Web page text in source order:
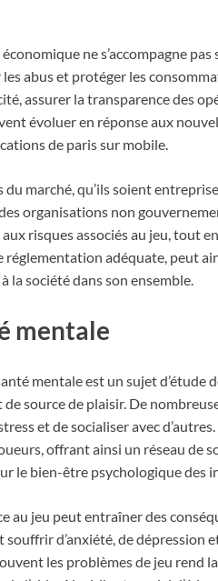
ne s’accompagne
abus et protéger les
assurer la transparence des
évoluer en réponse aux
de paris sur mobile.
du marché, qu’ils soient
organisations non
risques associés au jeu, tout
réglementation adéquate, peut
la société dans son ensemble.
mentale
mentale est un sujet d’étude
source de plaisir. De
et de socialiser avec
offrant ainsi un réseau de
le bien-être psychologique des
au jeu peut entraîner des
d’anxiété, de dépression
les problèmes de jeu rend